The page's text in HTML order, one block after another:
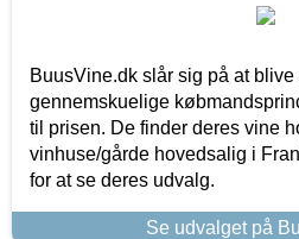
BuusVine.dk slår sig på at
gennemskuelige
til prisen. De finder deres vine
vinhuse/gårde hovedsalig i
for at se deres udvalg.
Se udvalget på